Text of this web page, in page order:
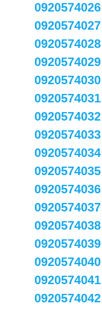
0920574026
0920574027
0920574028
0920574029
0920574030
0920574031
0920574032
0920574033
0920574034
0920574035
0920574036
0920574037
0920574038
0920574039
0920574040
0920574041
0920574042